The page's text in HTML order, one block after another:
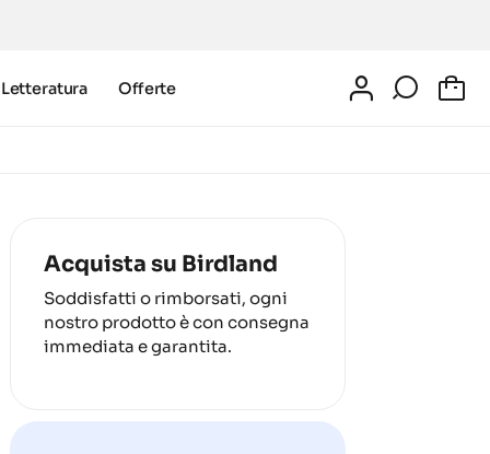
Letteratura Offerte
Acquista su Birdland
Soddisfatti o rimborsati, ogni
nostro prodotto è con consegna
immediata e garantita.